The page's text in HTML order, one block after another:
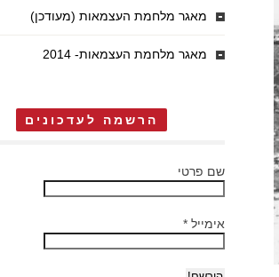
מאגר מלחמת העצמאות (מעודכן)
מאגר מלחמת העצמאות- 2014
הרשמה לעדכונים
שם פרטי
אימייל *